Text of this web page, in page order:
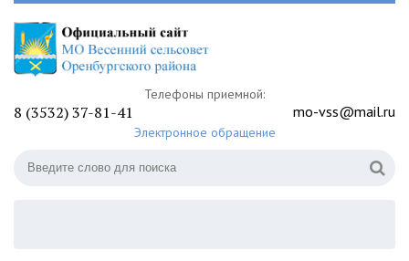
Телефоны приемной:
8 (3532) 37-81-41 mo-vss@mail.ru
Электронное обращение